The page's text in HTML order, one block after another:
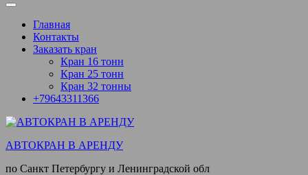
Главная
Контакты
Заказать кран
Кран 16 тонн
Кран 25 тонн
Кран 32 тонны
+79643311366
АВТОКРАН В АРЕНДУ
по Санкт Петербургу и Ленинградской обл